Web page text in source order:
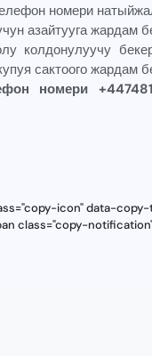
номери
азайтууга жардам
колдонулуучу
сактоого жардам
номери
icon" data-
class="copy-